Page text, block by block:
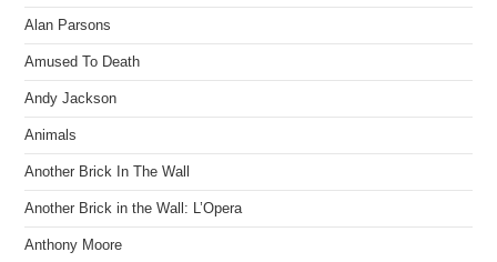
Alan Parsons
Amused To Death
Andy Jackson
Animals
Another Brick In The Wall
Another Brick in the Wall: L’Opera
Anthony Moore